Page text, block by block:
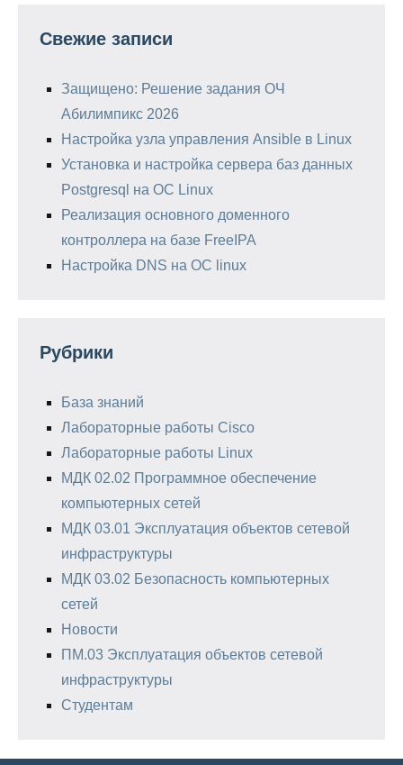
Свежие записи
Защищено: Решение задания ОЧ
Абилимпикс 2026
Настройка узла управления Ansible в Linux
Установка и настройка сервера баз данных
Postgresql на ОС Linux
Реализация основного доменного
контроллера на базе FreeIPA
Настройка DNS на ОС linux
Рубрики
База знаний
Лабораторные работы Cisco
Лабораторные работы Linux
МДК 02.02 Программное обеспечение
компьютерных сетей
МДК 03.01 Эксплуатация объектов сетевой
инфраструктуры
МДК 03.02 Безопасность компьютерных
сетей
Новости
ПМ.03 Эксплуатация объектов сетевой
инфраструктуры
Студентам